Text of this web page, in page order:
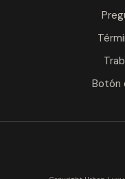
Botón